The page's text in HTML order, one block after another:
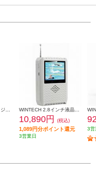
Panasonic ポケットラジオ【FM/AM 2バンドレシーバー/ワイドFM対応/シルバー】 RF-P55-S WINTECH 2.8インチ液晶付きポータブルワンセグテレビラジオ（AM/FM搭載）ホワイト TVR-L37
10,890円 (税込)
1,089円分ポイント還元
3営業日
3営